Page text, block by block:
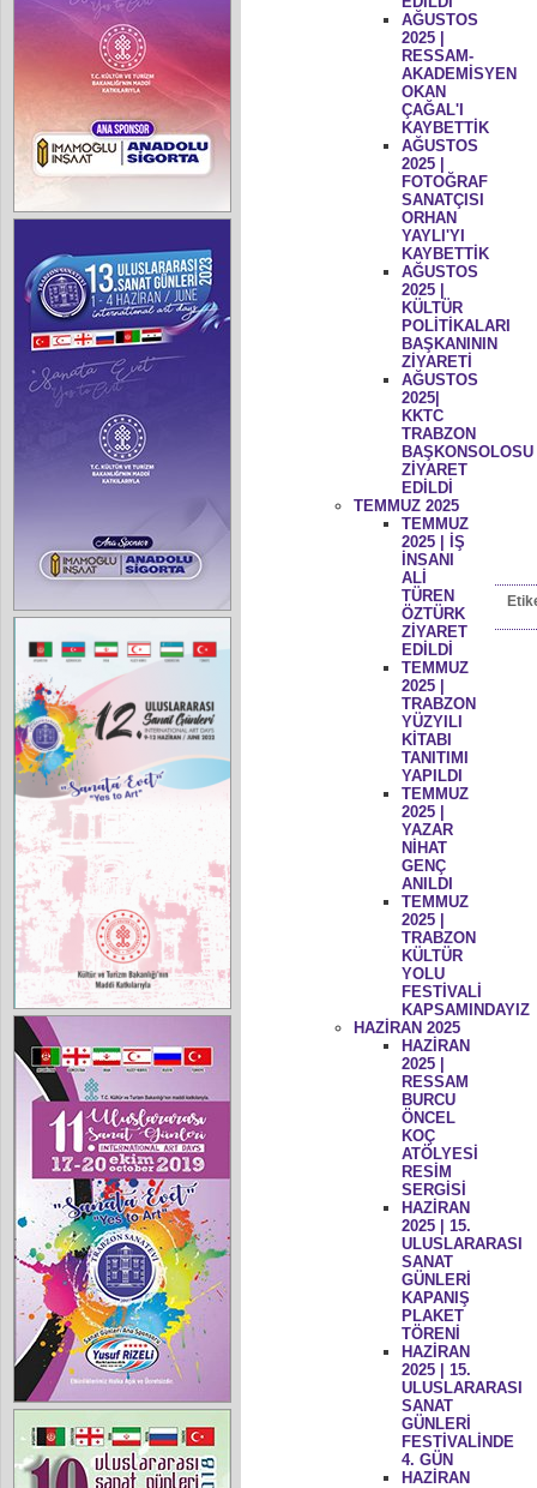
AĞUSTOS
2025 |
RESSAM-
AKADEMİSYEN
OKAN
ÇAĞAL'I
KAYBETTİK
AĞUSTOS
2025 |
FOTOĞRAF
SANATÇISI
ORHAN
YAYLI'YI
KAYBETTİK
AĞUSTOS
2025 |
KÜLTÜR
POLİTİKALARI
BAŞKANININ
ZİYARETİ
AĞUSTOS
2025|
KKTC
TRABZON
BAŞKONSOLOSU
ZİYARET
EDİLDİ
TEMMUZ 2025
TEMMUZ
2025 | İŞ
İNSANI
ALİ
TÜREN
ÖZTÜRK
ZİYARET
EDİLDİ
TEMMUZ
2025 |
TRABZON
YÜZYILI
KİTABI
TANITIMI
YAPILDI
TEMMUZ
2025 |
YAZAR
NİHAT
GENÇ
ANILDI
TEMMUZ
2025 |
TRABZON
KÜLTÜR
YOLU
FESTİVALİ
KAPSAMINDAYIZ
HAZİRAN 2025
HAZİRAN
2025 |
RESSAM
BURCU
ÖNCEL
KOÇ
ATÖLYESİ
RESİM
SERGİSİ
HAZİRAN
2025 | 15.
ULUSLARARASI
SANAT
GÜNLERİ
KAPANIŞ
PLAKET
TÖRENİ
HAZİRAN
2025 | 15.
ULUSLARARASI
SANAT
GÜNLERİ
FESTİVALİNDE
4. GÜN
HAZİRAN